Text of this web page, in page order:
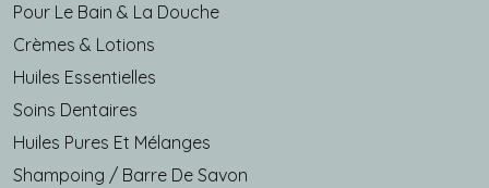
Pour Le Bain & La Douche
Crèmes & Lotions
Huiles Essentielles
Soins Dentaires
Huiles Pures Et Mélanges
Shampoing / Barre De Savon